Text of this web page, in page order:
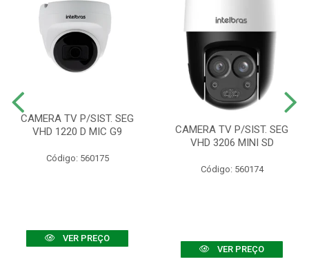
CAMERA TV P/SIST. SEG
VHD 1220 D MIC G9
Código: 560175
VER PREÇO
CAMERA TV P/SIST. SEG
VHD 3206 MINI SD
Código: 560174
VER PREÇO